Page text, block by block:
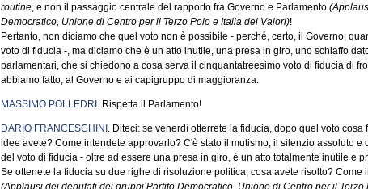
routine, e non il passaggio centrale del rapporto fra Governo e Parlamento
Democratico, Unione di Centro per il Terzo Polo e Italia dei Valori)!
Pertanto, non diciamo che quel voto non è possibile - perché, certo, il Governo,
voto di fiducia -, ma diciamo che è un atto inutile, una presa in giro, uno schiaffo
parlamentari, che si chiedono a cosa serva il cinquantatreesimo voto di fiducia di
abbiamo fatto, al Governo e ai capigruppo di maggioranza.
MASSIMO POLLEDRI . Rispetta il Parlamento!
DARIO FRANCESCHINI . Diteci: se venerdì otterrete la fiducia, dopo quel voto
idee avete? Come intendete approvarlo? C'è stato il mutismo, il silenzio assoluto
del voto di fiducia - oltre ad essere una presa in giro, è un atto totalmente inutile e
Se ottenete la fiducia su due righe di risoluzione politica, cosa avete risolto?
(Applausi dei deputati dei gruppi Partito Democratico, Unione di Centro per il Terzo